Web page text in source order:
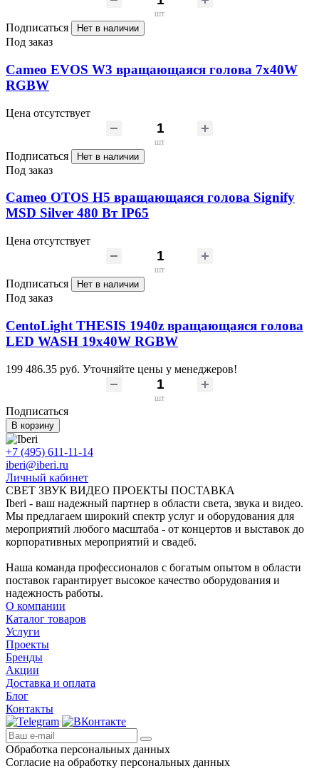
шт
Подписаться Нет в наличии
Под заказ
Cameo EVOS W3 вращающаяся голова 7х40W
RGBW
Цена отсутствует
шт
Подписаться Нет в наличии
Под заказ
Cameo OTOS H5 вращающаяся голова Signify
MSD Silver 480 Вт IP65
Цена отсутствует
шт
Подписаться Нет в наличии
Под заказ
CentoLight THESIS 1940z вращающаяся голова
LED WASH 19x40W RGBW
199 486.35 руб. Уточняйте цены у менеджеров!
шт
Подписаться
В корзину
+7 (495) 611-11-14
iberi@iberi.ru
Личный кабинет
СВЕТ ЗВУК ВИДЕО ПРОЕКТЫ ПОСТАВКА
Iberi - ваш надежный партнер в области света, звука и видео.
Мы предлагаем широкий спектр услуг и оборудования для
мероприятий любого масштаба - от концертов и выставок до
корпоративных мероприятий и свадеб.
Наша команда профессионалов с богатым опытом в области
поставок гарантирует высокое качество оборудования и
надежность работы.
О компании
Каталог товаров
Услуги
Проекты
Бренды
Акции
Доставка и оплата
Блог
Контакты
Обработка персональных данных
Согласие на обработку персональных данных